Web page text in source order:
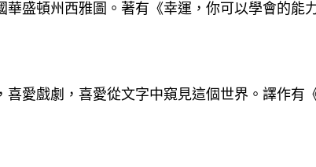
盛頓州西雅圖。著有《幸運，你可以學會的能
愛戲劇，喜愛從文字中窺見這個世界。譯作有